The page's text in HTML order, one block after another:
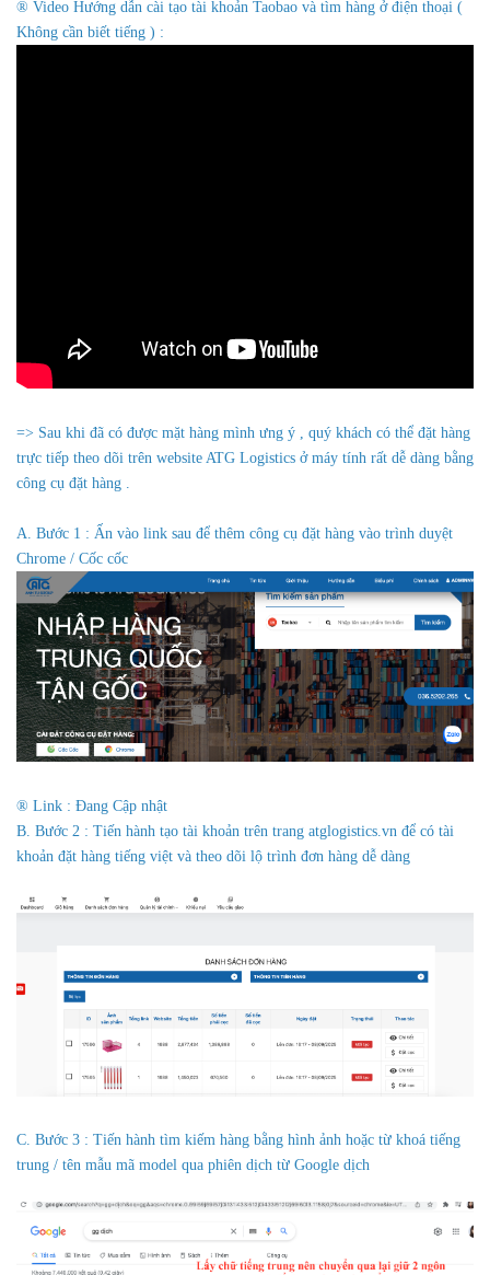
® Video Hướng dẫn cài tạo tài khoản Taobao và tìm hàng ở điện thoại (
Không cần biết tiếng ) :
=> Sau khi đã có được mặt hàng mình ưng ý , quý khách có thể đặt hàng
trực tiếp theo dõi trên website ATG Logistics ở máy tính rất dễ dàng bằng
công cụ đặt hàng .
A. Bước 1 : Ấn vào link sau để thêm công cụ đặt hàng vào trình duyệt
Chrome / Cốc cốc
® Link : Đang Cập nhật
B. Bước 2 : Tiến hành tạo tài khoản trên trang atglogistics.vn để có tài
khoản đặt hàng tiếng việt và theo dõi lộ trình đơn hàng dễ dàng
C. Bước 3 : Tiến hành tìm kiếm hàng bằng hình ảnh hoặc từ khoá tiếng
trung / tên mẫu mã model qua phiên dịch từ Google dịch